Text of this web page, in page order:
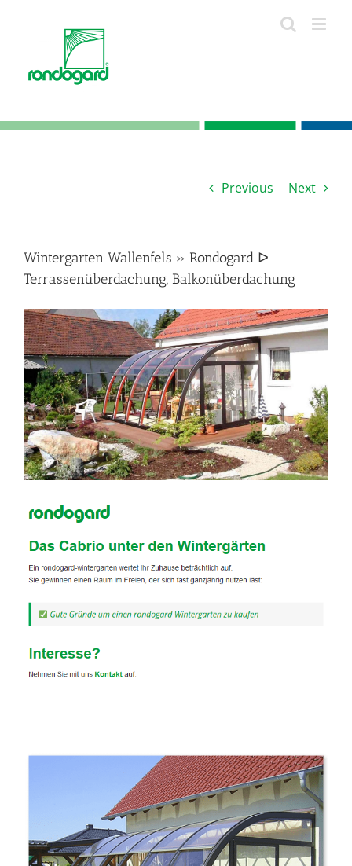
Previous Next
Wintergarten Wallenfels » Rondogard ᐅ
Terrassenüberdachung, Balkonüberdachung